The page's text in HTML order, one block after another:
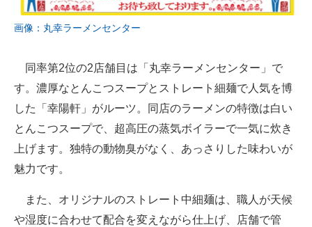
画像：丸幸ラーメンセンター
同率第2位の2店舗目は「丸幸ラーメンセンター」で
す。濃厚なとんこつスープとストレート細麺で人気を博
した「幸陽軒」がルーツ。同店のラーメンの特徴は白い
とんこつスープで、超高圧の蒸気ボイラーで一気に炊き
上げます。独特の動物臭がなく、あっさりした味わいが
魅力です。
また、オリジナルのストレート中細麺は、職人が天候
や湿度に合わせて配合を変えながら仕上げ、店舗で管